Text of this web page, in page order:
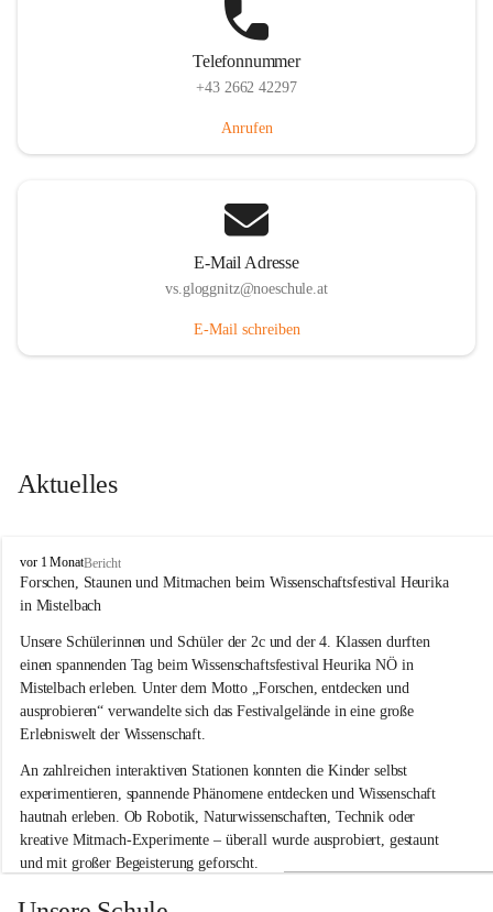
Telefonnummer
+43 2662 42297
Anrufen
E-Mail Adresse
vs.gloggnitz@noeschule.at
E-Mail schreiben
Aktuelles
V
o
l
s
s
c
u
l
e
G
l
o
g
g
n
i
vor 1 MonatBericht
Forschen, Staunen und Mitmachen beim Wissenschaftsfestival Heurika
in Mistelbach
Unsere Schülerinnen und Schüler der 2c und der 4. Klassen durften
einen spannenden Tag beim Wissenschaftsfestival Heurika NÖ in
Mistelbach erleben. Unter dem Motto „Forschen, entdecken und
ausprobieren“ verwandelte sich das Festivalgelände in eine große
Erlebniswelt der Wissenschaft.
An zahlreichen interaktiven Stationen konnten die Kinder selbst
experimentieren, spannende Phänomene entdecken und Wissenschaft
hautnah erleben. Ob Robotik, Naturwissenschaften, Technik oder
kreative Mitmach-Experimente – überall wurde ausprobiert, gestaunt
und mit großer Begeisterung geforscht.
Besonders beeindruckend war, dass Wissenschaftlerinnen und